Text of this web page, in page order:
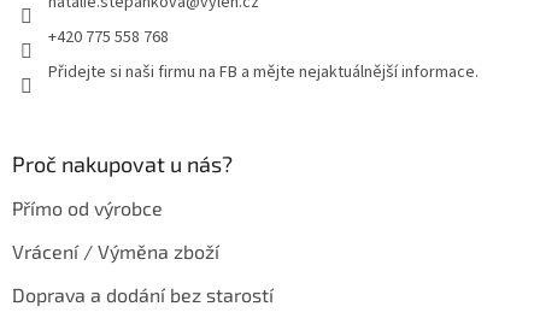
+420 775 558 768
Přidejte si naši firmu na FB a mějte nejaktuálnější informace.
Proč nakupovat u nás?
Přímo od výrobce
Vrácení / Výměna zboží
Doprava a dodání bez starostí